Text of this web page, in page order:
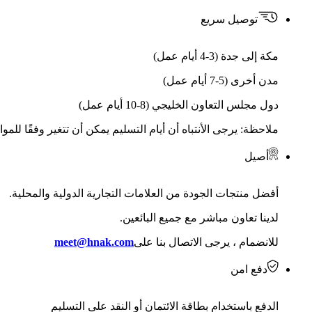
توصيل سريع
مكة إلى جدة (3-4 أيام عمل)
مدن أخرى (5-7 أيام عمل)
دول مجلس التعاون الخليجي (8-10 أيام عمل)
ملاحظة: يرجى الأنتباه أن أيام التسليم يمكن أن تتغير وفقًا
أصيل
أفضل منتجات الجودة من العلامات التجارية الدولية والمحلية.
لدينا تعاون مباشر مع جميع البائعين.
للانضمام ، يرجى الاتصال بنا علىmeet@hnak.com
دفع امن
الدفع باستخدام بطاقة الائتمان أو النقد على التسليم